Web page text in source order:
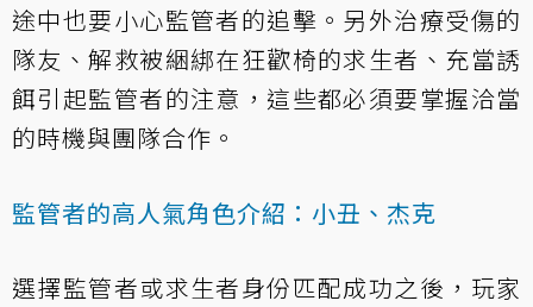
途中也要小心監管者的追擊。另外治療受傷的
隊友、解救被綑綁在狂歡椅的求生者、充當誘
餌引起監管者的注意，這些都必須要掌握洽當
的時機與團隊合作。
監管者的高人氣角色介紹：小丑、杰克
選擇監管者或求生者身份匹配成功之後，玩家